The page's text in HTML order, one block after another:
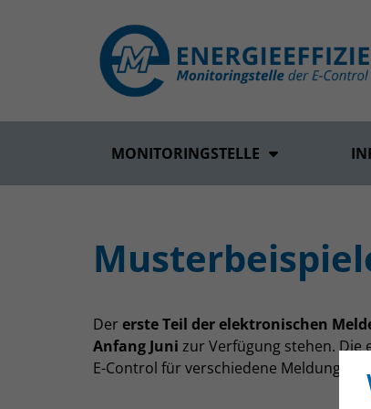
MONITORINGSTELLE
Der erste Teil der elektronischen
Anfang Juni zur Verfügung stehen.
E-Control für verschiedene Meldungen